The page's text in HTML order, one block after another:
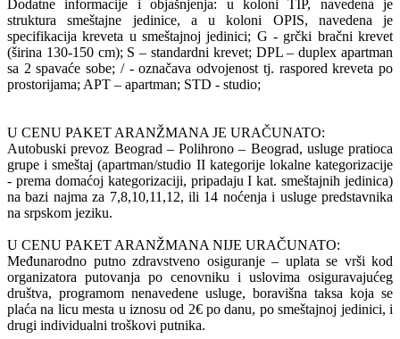
Dodatne informacije i objašnjenja: u koloni TIP, navedena je
struktura smeštajne jedinice, a u koloni OPIS, navedena je
specifikacija kreveta u smeštajnoj jedinici; G - grčki bračni krevet
(širina 130-150 cm); S – standardni krevet; DPL – duplex apartman
sa 2 spavaće sobe; / - označava odvojenost tj. raspored kreveta po
prostorijama; APT – apartman; STD - studio;
U CENU PAKET ARANŽMANA JE URAČUNATO:
Autobuski prevoz Beograd – Polihrono – Beograd, usluge pratioca
grupe i smeštaj (apartman/studio II kategorije lokalne kategorizacije
- prema domaćoj kategorizaciji, pripadaju I kat. smeštajnih jedinica)
na bazi najma za 7,8,10,11,12, ili 14 noćenja i usluge predstavnika
na srpskom jeziku.
U CENU PAKET ARANŽMANA NIJE URAČUNATO:
Međunarodno putno zdravstveno osiguranje – uplata se vrši kod
organizatora putovanja po cenovniku i uslovima osiguravajućeg
društva, programom nenavedene usluge, boravišna taksa koja se
plaća na licu mesta u iznosu od 2€ po danu, po smeštajnoj jedinici, i
drugi individualni troškovi putnika.